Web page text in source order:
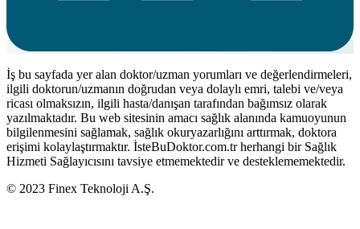
İş bu sayfada yer alan doktor/uzman yorumları ve değerlendirmeleri,
ilgili doktorun/uzmanın doğrudan veya dolaylı emri, talebi ve/veya
ricası olmaksızın, ilgili hasta/danışan tarafından bağımsız olarak
yazılmaktadır. Bu web sitesinin amacı sağlık alanında kamuoyunun
bilgilenmesini sağlamak, sağlık okuryazarlığını arttırmak, doktora
erişimi kolaylaştırmaktır. İsteBuDoktor.com.tr herhangi bir Sağlık
Hizmeti Sağlayıcısını tavsiye etmemektedir ve desteklememektedir.
© 2023 Finex Teknoloji A.Ş.